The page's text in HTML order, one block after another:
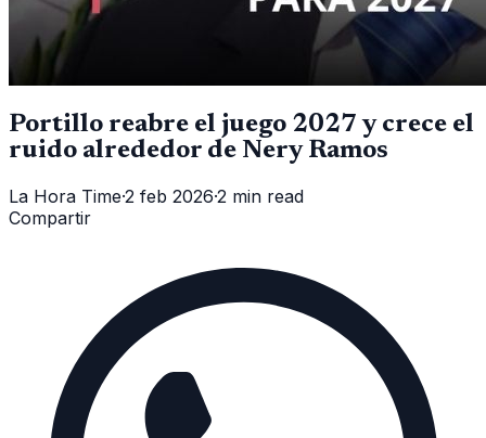
Portillo reabre el juego 2027 y crece el
ruido alrededor de Nery Ramos
La Hora Time·2 feb 2026·2 min read
Compartir